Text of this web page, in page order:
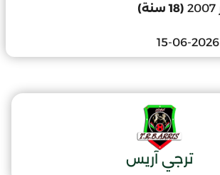
(18 سنة)
2026-06-15
ترجي آريس